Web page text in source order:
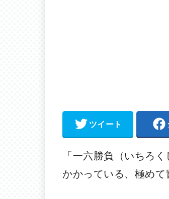
ツイート
「一六勝負（いちろ
かかっている、極めて